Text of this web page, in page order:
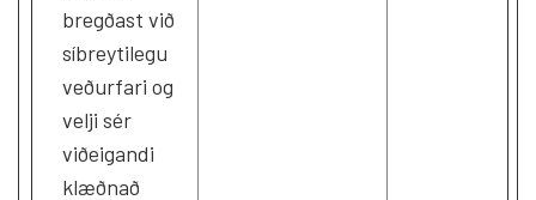
bregðast við
síbreytilegu
veðurfari og
velji sér
viðeigandi
klæðnað